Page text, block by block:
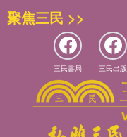
聚焦三民 >>
三民書局 三民出版